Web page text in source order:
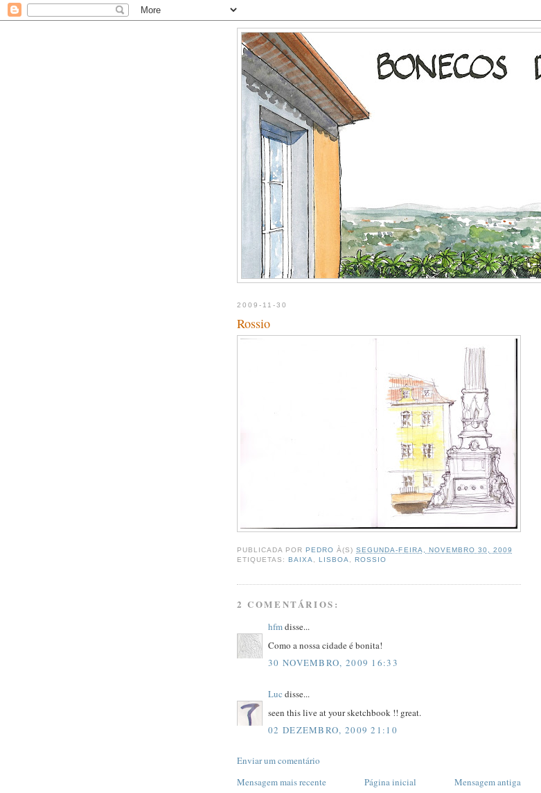
2009-11-30
Rossio
PUBLICADA POR PEDRO À(S)SEGUNDA-FEIRA, NOVEMBRO 30, 2009
ETIQUETAS: BAIXA, LISBOA, ROSSIO
2 COMENTÁRIOS:
hfmdisse...
Como a nossa cidade é bonita!
30 NOVEMBRO, 2009 16:33
Luc disse...
seen this live at your sketchbook !! great.
02 DEZEMBRO, 2009 21:10
Enviar um comentário
Mensagem mais recente
Mensagem antiga
Página inicial